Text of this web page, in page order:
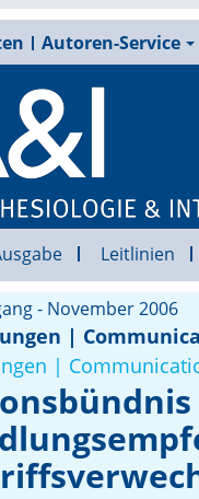
Autoren-Service
Leitlinien
- November 2006
|
|